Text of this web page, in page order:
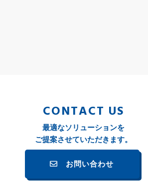
CONTACT US
最適なソリューションを
ご提案させていただきます。
お問い合わせ